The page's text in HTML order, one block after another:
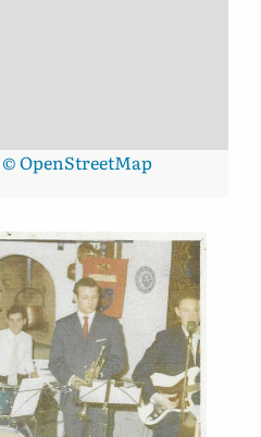
© OpenStreetMap